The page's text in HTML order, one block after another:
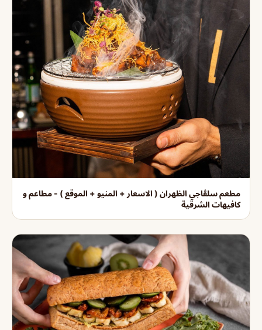
مطعم سلڤاجي الظهران ( الاسعار + المنيو + الموقع ) - مطاعم و
كافيهات الشرقية